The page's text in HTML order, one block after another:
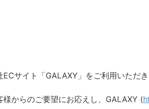
ECサイト「GALAXY」をご利用いただ
様からのご要望にお応えし、GALAXY (